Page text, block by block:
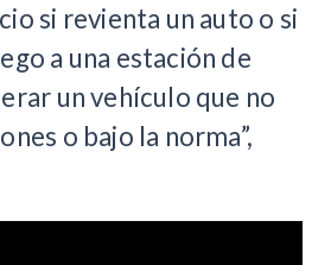
si revienta un auto o si
a una estación de
un vehículo que no
o bajo la norma”,